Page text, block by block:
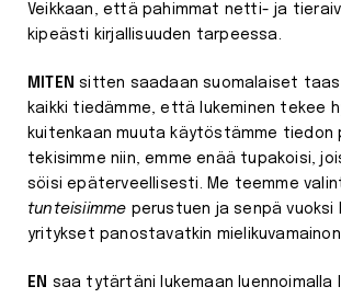
Veikkaan, että pahimmat netti- ja
kipeästi kirjallisuuden tarpeessa.
MITEN sitten saadaan suomalaiset taas
kaikki tiedämme, että lukeminen tekee
kuitenkaan muuta käytöstämme tiedon
tekisimme niin, emme enää tupakoisi,
söisi epäterveellisesti. Me teemme
tunteisiimme perustuen ja senpä vuoksi
yritykset panostavatkin
EN saa tytärtäni lukemaan luennoimalla